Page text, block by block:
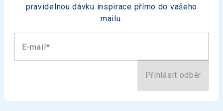
pravidelnou dávku inspirace přímo do vašeho
mailu.
E-mail
Přihlásit odběr